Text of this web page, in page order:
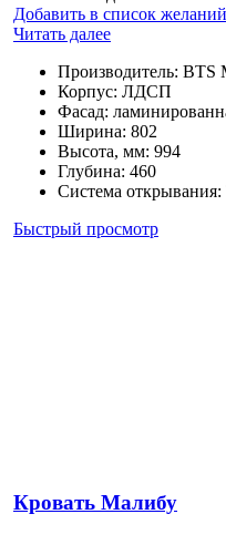
Добавить в список желаний
Читать далее
Производитель: BTS
Корпус: ЛДСП
Фасад:
Ширина: 802
Высота, мм: 994
Глубина: 460
Система открывания:
Быстрый просмотр
Кровать Малибу